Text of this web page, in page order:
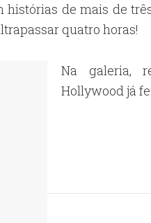
de mais de
quatro horas!
Na galeria,
Hollywood já